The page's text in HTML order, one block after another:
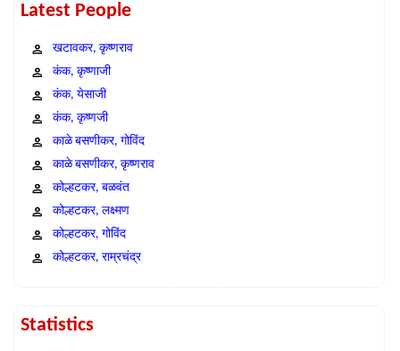
Latest People
खटावकर, कृष्णराव
कंक, कृष्णाजी
कंक, येसाजी
कंक, कृष्णजी
काळे बसणीकर, गोविंद
काळे बसणीकर, कृष्णराव
कोल्हटकर, बळवंत
कोल्हटकर, लक्ष्मण
कोल्हटकर, गोविंद
कोल्हटकर, राम्रचंद्र
Statistics